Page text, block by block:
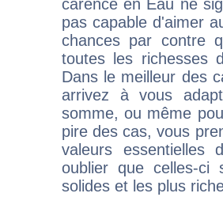
carence en Eau ne
pas capable d'aimer
chances par contre
toutes les richesses
Dans le meilleur des
arrivez à vous
somme, ou même
pire des cas, vous
valeurs
oublier que celles-
solides et les plus